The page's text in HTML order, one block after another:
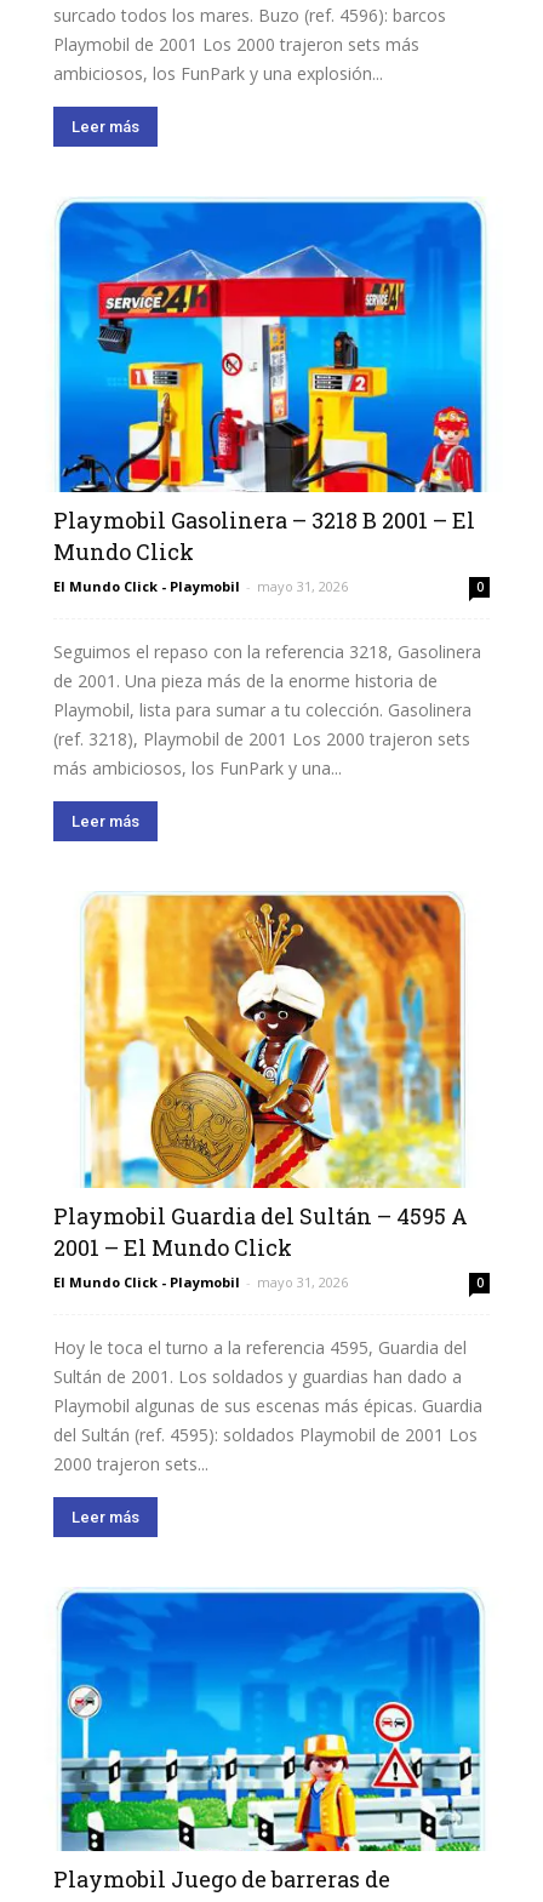
surcado todos los mares. Buzo (ref. 4596): barcos
Playmobil de 2001 Los 2000 trajeron sets más
ambiciosos, los FunPark y una explosión...
Leer más
Playmobil Gasolinera – 3218 B 2001 – El
Mundo Click
El Mundo Click - Playmobil - mayo 31, 2026 0
Seguimos el repaso con la referencia 3218, Gasolinera
de 2001. Una pieza más de la enorme historia de
Playmobil, lista para sumar a tu colección. Gasolinera
(ref. 3218), Playmobil de 2001 Los 2000 trajeron sets
más ambiciosos, los FunPark y una...
Leer más
Playmobil Guardia del Sultán – 4595 A
2001 – El Mundo Click
El Mundo Click - Playmobil - mayo 31, 2026 0
Hoy le toca el turno a la referencia 4595, Guardia del
Sultán de 2001. Los soldados y guardias han dado a
Playmobil algunas de sus escenas más épicas. Guardia
del Sultán (ref. 4595): soldados Playmobil de 2001 Los
2000 trajeron sets...
Leer más
Playmobil Juego de barreras de